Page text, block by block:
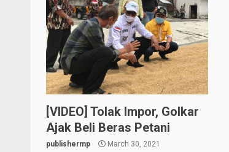
[VIDEO] Tolak Impor, Golkar
Ajak Beli Beras Petani
publishermp March 30, 2021